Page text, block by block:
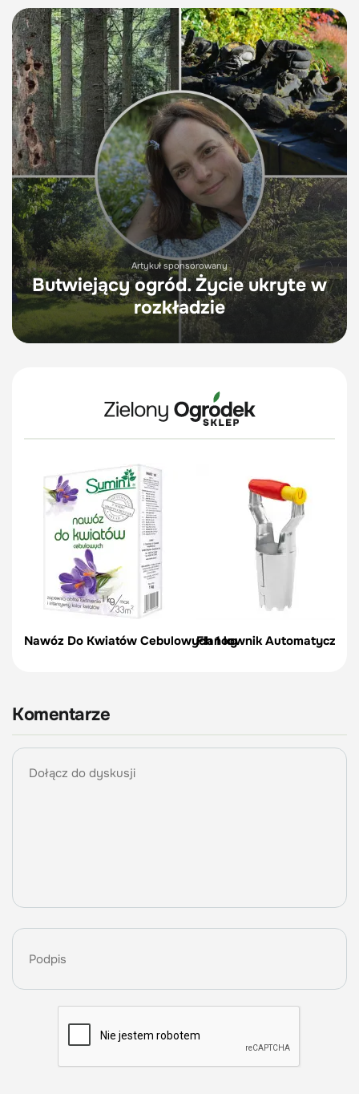
Artykuł sponsorowany
Butwiejący ogród. Życie ukryte w
rozkładzie
Nawóz Do Kwiatów Cebulowych 1 kgFlancownik Automatyczny
Komentarze